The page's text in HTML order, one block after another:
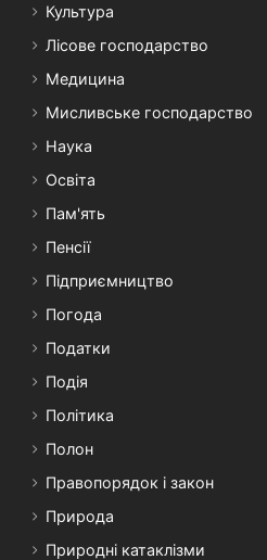
Культура
Лісове господарство
Медицина
Мисливське господарство
Наука
Освіта
Пам'ять
Пенсії
Підприємництво
Погода
Податки
Подія
Політика
Полон
Правопорядок і закон
Природа
Природні катаклізми